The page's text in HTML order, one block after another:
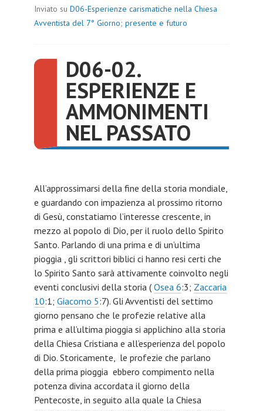
Inviato su D06-Esperienze carismatiche nella Chiesa
Avventista del 7° Giorno; presente e futuro
D06-02.
ESPERIENZE E
AMMONIMENTI
NEL PASSATO
All’approssimarsi della fine della storia mondiale,
e guardando con impazienza al prossimo ritorno
di Gesù, constatiamo l’interesse crescente, in
mezzo al popolo di Dio, per il ruolo dello Spirito
Santo. Parlando di una prima e di un’ultima
pioggia , gli scrittori biblici ci hanno resi certi che
lo Spirito Santo sarà attivamente coinvolto negli
eventi conclusivi della storia ( Osea 6:3; Zaccaria
10:1; Giacomo 5:7). Gli Avventisti del settimo
giorno pensano che le profezie relative alla
prima e all’ultima pioggia si applichino alla storia
della Chiesa Cristiana e all’esperienza del popolo
di Dio. Storicamente, le profezie che parlano
della prima pioggia ebbero compimento nella
potenza divina accordata il giorno della
Pentecoste, in seguito alla quale la Chiesa